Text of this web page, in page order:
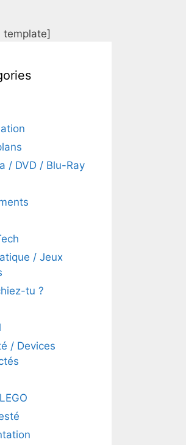
template]
/ DVD / Blu-Ray
/ Jeux
tu ?
/ Devices